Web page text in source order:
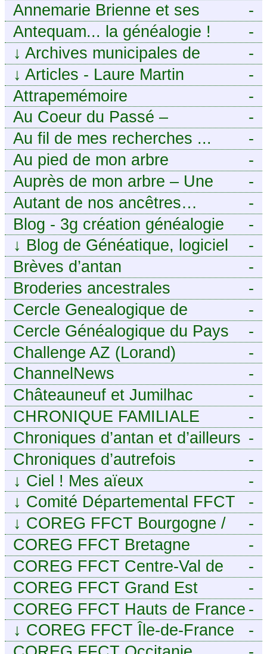
-
Annemarie Brienne et ses
challenges de A à Z
-
Antequam... la généalogie !
-
↓ Archives municipales de
Montpellier
-
↓ Articles - Laure Martin
-
Attrapemémoire
-
Au Coeur du Passé –
Généalogie Familiale
-
Au fil de mes recherches ...
-
Au pied de mon arbre
-
Auprès de mon arbre – Une
histoire de racines
-
Autant de nos ancêtres…
-
Blog - 3g création généalogie
-
↓ Blog de Généatique, logiciel
de généalogie
-
Brèves d’antan
-
Broderies ancestrales
-
Cercle Genealogique de
l’Aveyron
-
Cercle Généalogique du Pays
de Caux - Seine-Maritime
-
Challenge AZ (Lorand)
-
ChannelNews
-
Châteauneuf et Jumilhac
-
CHRONIQUE FAMILIALE
-
Chroniques d’antan et d’ailleurs
-
Chroniques d’autrefois
-
↓ Ciel ! Mes aïeux
-
↓ Comité Départemental FFCT
du Cher
-
↓ COREG FFCT Bourgogne /
Franche-Comté
-
COREG FFCT Bretagne
-
COREG FFCT Centre-Val de
Loire
-
COREG FFCT Grand Est
-
COREG FFCT Hauts de France
-
↓ COREG FFCT Île-de-France